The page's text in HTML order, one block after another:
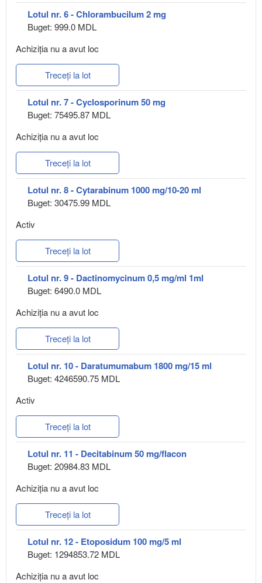
Lotul nr. 6 - Chlorambucilum 2 mg
Buget: 999.0 MDL
Achiziţia nu a avut loc
Treceți la lot
Lotul nr. 7 - Cyclosporinum 50 mg
Buget: 75495.87 MDL
Achiziţia nu a avut loc
Treceți la lot
Lotul nr. 8 - Cytarabinum 1000 mg/10-20 ml
Buget: 30475.99 MDL
Activ
Treceți la lot
Lotul nr. 9 - Dactinomycinum 0,5 mg/ml 1ml
Buget: 6490.0 MDL
Achiziţia nu a avut loc
Treceți la lot
Lotul nr. 10 - Daratumumabum 1800 mg/15 ml
Buget: 4246590.75 MDL
Activ
Treceți la lot
Lotul nr. 11 - Decitabinum 50 mg/flacon
Buget: 20984.83 MDL
Achiziţia nu a avut loc
Treceți la lot
Lotul nr. 12 - Etoposidum 100 mg/5 ml
Buget: 1294853.72 MDL
Achiziţia nu a avut loc